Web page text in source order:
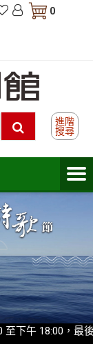
0
進階
搜尋
至下午 18:00，最